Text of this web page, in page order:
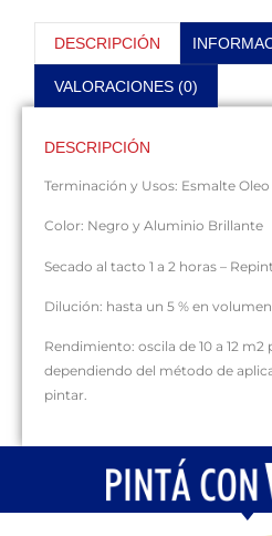
DESCRIPCIÓN
VALORACIONES (0)
DESCRIPCIÓN
Terminación y Usos: Esmalte Oleo
Color: Negro y Aluminio Brillante
Secado al tacto 1 a 2 horas –
Dilución: hasta un 5 % en volumen.
Rendimiento: oscila de 10 a 12
dependiendo del método de
pintar.